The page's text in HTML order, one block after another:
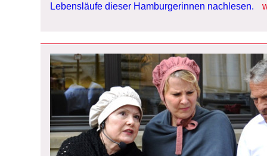
Lebensläufe dieser Hamburgerinnen nachlesen.